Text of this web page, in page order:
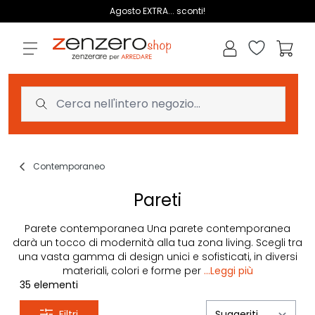
Agosto EXTRA... sconti!
Lista dei
Contemporaneo
Pareti
Parete contemporanea Una parete contemporanea
darà un tocco di modernità alla tua zona living. Scegli tra
una vasta gamma di design unici e sofisticati, in diversi
materiali, colori e forme per ...Leggi più
35 elementi